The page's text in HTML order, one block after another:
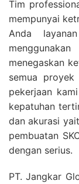
Tim
mempunyai
Anda
menegaskan
semua
pekerjaan
kepatuhan
dan akurasi
pembuatan
dengan serius.
PT. Jangkar